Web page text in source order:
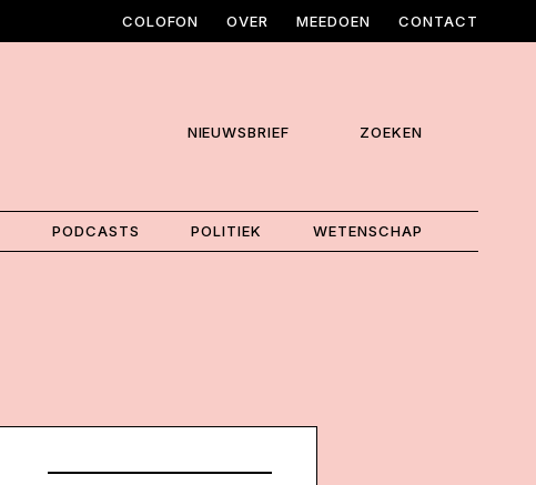
COLOFON OVER MEEDOEN CONTACT
NIEUWSBRIEF ZOEKEN
PODCASTS POLITIEK WETENSCHAP